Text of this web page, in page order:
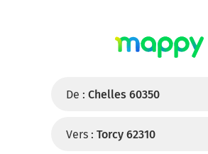
De : Chelles 60350
Vers : Torcy 62310